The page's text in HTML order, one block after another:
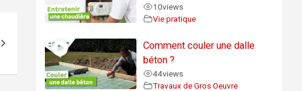
10views
Vie pratique
Comment couler une dalle
béton ?
44views
Travaux de Gros Oeuvre